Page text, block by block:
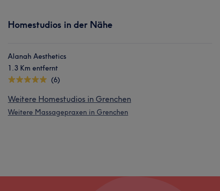
Homestudios in der Nähe
Alanah Aesthetics
1.3 Km entfernt
(6)
Weitere Homestudios in Grenchen
Weitere Massagepraxen in Grenchen